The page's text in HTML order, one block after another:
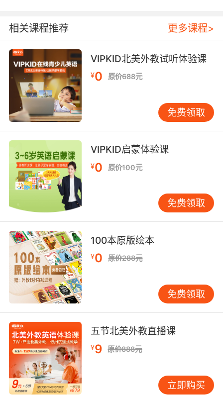
听英语试听体验首先要了解的就是外教和中教的
课时比例，有的培训机构是全中教有的是全外
教，但是大部分都是中外结合的教学模式。在此
建议大家最好是选择中教和外教结合的这种，并
且最好是外教的课时比例大一些的，这样孩子更
容易跟着外教学好口语，那么跟着中教也能掌握
不少学习英语的方法。
第二、课程的分级情况以及每一级别的目标
通常情况下英语培训机构都会根据孩子的年龄来
分不等级别的课程，并且也对于每一级别的课程
定义了不同的学习内容以及要达到的目标。那么
在听英语试听体验
之前家长们要提前考虑一下自
己的心理目标是多少，比如说是认识多少个单
词、会唱多少首英文歌曲等等，然后再去对比培
训机构对于课程级别的定义，看看这样的分级是
否适合自己的孩子。
第三、课后辅导要求
就比如家长的业余时间比较多且英语水平也不错
的，那么就可以要求培训机构提供课后的辅导意
见，但若是家长的英语水平有限且也没有充足的
相关课程推荐 更多课程>
VIPKID北美外教试听体验课
¥0 原价688元
免费领取
VIPKID启蒙体验课
¥0 原价100元
免费领取
100本原版绘本
¥0 原价288元
免费领取
五节北美外教直播课
¥9 原价888元
立即购买